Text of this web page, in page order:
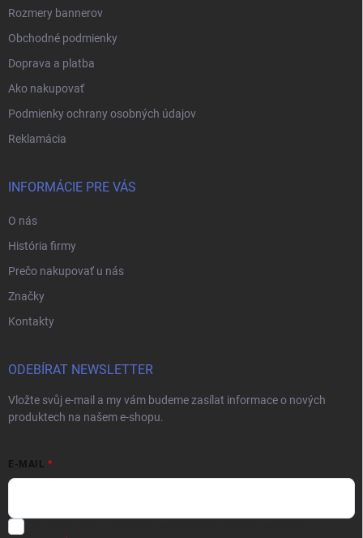
Rozmery bannerov
Obchodné podmienky
Doprava a platba
Ako nakupovať
Podmienky ochrany osobných údajov
Reklamácia
INFORMÁCIE PRE VÁS
O nás
História firmy
Prečo nakupovať u nás
Značky
Kontakty
ODEBÍRAT NEWSLETTER
Vložte svůj e-mail a my vám budeme zasílat informace o nových
produktech na našem e-shopu.
E-MAIL